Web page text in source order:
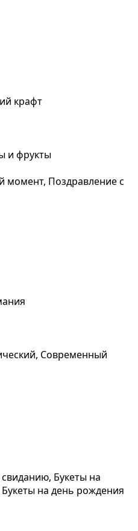
крафт
и фрукты
момент, Поздравление с
Современный
Букеты на
на день рождения